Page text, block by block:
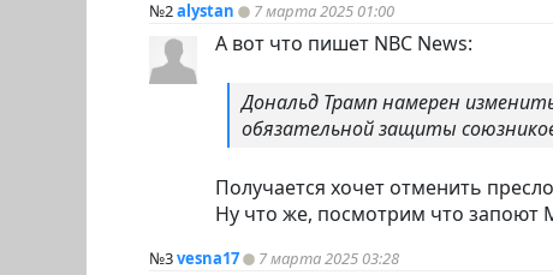
№2alystan 7 марта 2025 01:00
А вот что пишет NBC News:
Дональд Трамп намерен
обязательной защиты
Получается хочет отменить
Ну что же, посмотрим что запоют
№3vesna17 7 марта 2025 03:28